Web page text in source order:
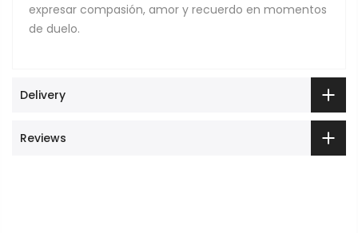
expresar compasión, amor y recuerdo en momentos
de duelo.
Delivery
Reviews